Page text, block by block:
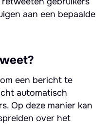
aan een bepaalde
een bericht te
automatisch
Op deze manier kan
over het